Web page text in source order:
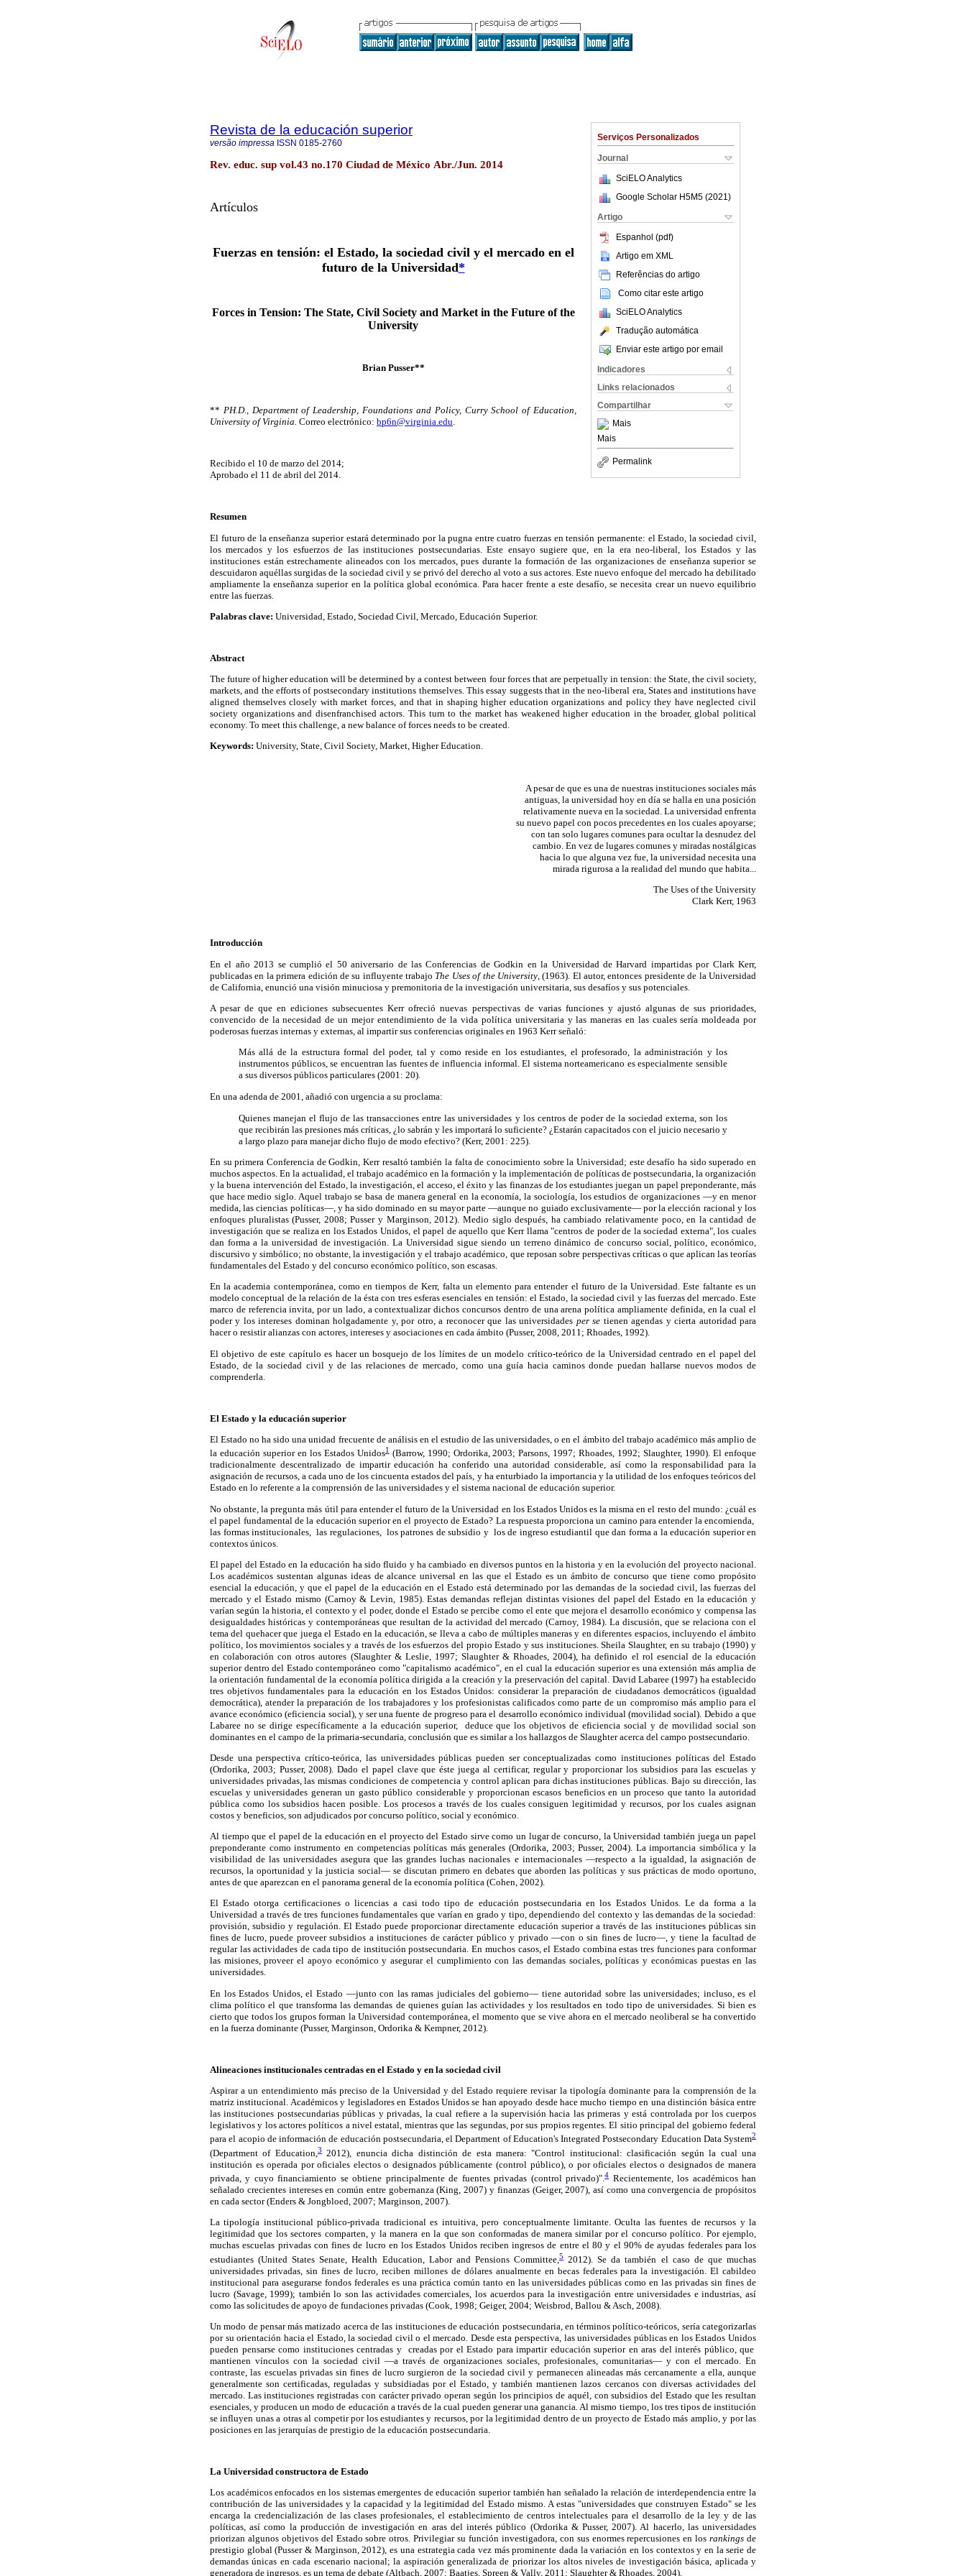
Serviços Personalizados
Journal
SciELO Analytics
Google Scholar H5M5 (2021 )
Artigo
Espanhol (pdf)
Artigo em XML
Referências do artigo
Como citar este artigo
SciELO Analytics
Tradução automática
Enviar este artigo por email
Indicadores
Links relacionados
Compartilhar
Mais
Mais
Permalink
Revista de la educación superior
versão impressa ISSN 0185-2760
Rev. educ. sup vol.43 no.170 Ciudad de México Abr./Jun. 2014
Artículos
Fuerzas en tensión: el Estado, la sociedad civil y el mercado en el
futuro de la Universidad*
Forces in Tension: The State, Civil Society and Market in the Future of the
University
Brian Pusser**
** PH.D., Department of Leadership, Foundations and Policy, Curry School of Education,
University of Virginia. Correo electrónico: bp6n@virginia.edu
Recibido el 10 de marzo del 2014;
Aprobado el 11 de abril del 2014.
Resumen
El futuro de la enseñanza superior estará determinado por la pugna entre cuatro fuerzas en tensión permanente: el Estado, la sociedad civil,
los mercados y los esfuerzos de las instituciones postsecundarias. Este ensayo sugiere que, en la era neo-liberal, los Estados y las
instituciones están estrechamente alineados con los mercados, pues durante la formación de las organizaciones de enseñanza superior se
descuidaron aquéllas surgidas de la sociedad civil y se privó del derecho al voto a sus actores. Este nuevo enfoque del mercado ha debilitado
ampliamente la enseñanza superior en la política global económica. Para hacer frente a este desafío, se necesita crear un nuevo equilibrio
entre las fuerzas.
Palabras clave: Universidad, Estado, Sociedad Civil, Mercado, Educación Superior.
Abstract
The future of higher education will be determined by a contest between four forces that are perpetually in tension: the State, the civil society,
markets, and the efforts of postsecondary institutions themselves. This essay suggests that in the neo-liberal era, States and institutions have
aligned themselves closely with market forces, and that in shaping higher education organizations and policy they have neglected civil
society organizations and disenfranchised actors. This turn to the market has weakened higher education in the broader, global political
economy. To meet this challenge, a new balance of forces needs to be created.
Keywords: University, State, Civil Society, Market, Higher Education.
A pesar de que es una de nuestras instituciones sociales más
antiguas, la universidad hoy en día se halla en una posición
relativamente nueva en la sociedad. La universidad enfrenta
su nuevo papel con pocos precedentes en los cuales apoyarse;
con tan solo lugares comunes para ocultar la desnudez del
cambio. En vez de lugares comunes y miradas nostálgicas
hacia lo que alguna vez fue, la universidad necesita una
mirada rigurosa a la realidad del mundo que habita...
The Uses of the University
Clark Kerr, 1963
Introducción
En el año 2013 se cumplió el 50 aniversario de las Conferencias de Godkin en la Universidad de Harvard impartidas por Clark Kerr,
publicadas en la primera edición de su influyente trabajo The Uses of the University, (1963). El autor, entonces presidente de la Universidad
de California, enunció una visión minuciosa y premonitoria de la investigación universitaria, sus desafíos y sus potenciales.
A pesar de que en ediciones subsecuentes Kerr ofreció nuevas perspectivas de varias funciones y ajustó algunas de sus prioridades,
convencido de la necesidad de un mejor entendimiento de la vida política universitaria y las maneras en las cuales sería moldeada por
poderosas fuerzas internas y externas, al impartir sus conferencias originales en 1963 Kerr señaló:
Más allá de la estructura formal del poder, tal y como reside en los estudiantes, el profesorado, la administración y los
instrumentos públicos, se encuentran las fuentes de influencia informal. El sistema norteamericano es especialmente sensible
a sus diversos públicos particulares (2001: 20).
En una adenda de 2001, añadió con urgencia a su proclama:
Quienes manejan el flujo de las transacciones entre las universidades y los centros de poder de la sociedad externa, son los
que recibirán las presiones más críticas, ¿lo sabrán y les importará lo suficiente? ¿Estarán capacitados con el juicio necesario y
a largo plazo para manejar dicho flujo de modo efectivo? (Kerr, 2001: 225).
En su primera Conferencia de Godkin, Kerr resaltó también la falta de conocimiento sobre la Universidad; este desafío ha sido superado en
muchos aspectos. En la actualidad, el trabajo académico en la formación y la implementación de políticas de postsecundaria, la organización
y la buena intervención del Estado, la investigación, el acceso, el éxito y las finanzas de los estudiantes juegan un papel preponderante, más
que hace medio siglo. Aquel trabajo se basa de manera general en la economía, la sociología, los estudios de organizaciones —y en menor
medida, las ciencias políticas—, y ha sido dominado en su mayor parte —aunque no guiado exclusivamente— por la elección racional y los
enfoques pluralistas (Pusser, 2008; Pusser y Marginson, 2012). Medio siglo después, ha cambiado relativamente poco, en la cantidad de
investigación que se realiza en los Estados Unidos, el papel de aquello que Kerr llama "centros de poder de la sociedad externa", los cuales
dan forma a la universidad de investigación. La Universidad sigue siendo un terreno dinámico de concurso social, político, económico,
discursivo y simbólico; no obstante, la investigación y el trabajo académico, que reposan sobre perspectivas críticas o que aplican las teorías
fundamentales del Estado y del concurso económico político, son escasas.
En la academia contemporánea, como en tiempos de Kerr, falta un elemento para entender el futuro de la Universidad. Este faltante es un
modelo conceptual de la relación de la ésta con tres esferas esenciales en tensión: el Estado, la sociedad civil y las fuerzas del mercado. Este
marco de referencia invita, por un lado, a contextualizar dichos concursos dentro de una arena política ampliamente definida, en la cual el
poder y los intereses dominan holgadamente y, por otro, a reconocer que las universidades per se tienen agendas y cierta autoridad para
hacer o resistir alianzas con actores, intereses y asociaciones en cada ámbito (Pusser, 2008, 2011; Rhoades, 1992).
El objetivo de este capítulo es hacer un bosquejo de los límites de un modelo crítico-teórico de la Universidad centrado en el papel del
Estado, de la sociedad civil y de las relaciones de mercado, como una guía hacia caminos donde puedan hallarse nuevos modos de
comprenderla.
El Estado y la educación superior
El Estado no ha sido una unidad frecuente de análisis en el estudio de las universidades, o en el ámbito del trabajo académico más amplio de
la educación superior en los Estados Unidos1(Barrow, 1990; Ordorika, 2003; Parsons, 1997; Rhoades, 1992; Slaughter, 1990). El enfoque
tradicionalmente descentralizado de impartir educación ha conferido una autoridad considerable, así como la responsabilidad para la
asignación de recursos, a cada uno de los cincuenta estados del país, y ha enturbiado la importancia y la utilidad de los enfoques teóricos del
Estado en lo referente a la comprensión de las universidades y el sistema nacional de educación superior.
No obstante, la pregunta más útil para entender el futuro de la Universidad en los Estados Unidos es la misma en el resto del mundo: ¿cuál es
el papel fundamental de la educación superior en el proyecto de Estado? La respuesta proporciona un camino para entender la encomienda,
las formas institucionales, las regulaciones, los patrones de subsidio y los de ingreso estudiantil que dan forma a la educación superior en
contextos únicos.
El papel del Estado en la educación ha sido fluido y ha cambiado en diversos puntos en la historia y en la evolución del proyecto nacional.
Los académicos sustentan algunas ideas de alcance universal en las que el Estado es un ámbito de concurso que tiene como propósito
esencial la educación, y que el papel de la educación en el Estado está determinado por las demandas de la sociedad civil, las fuerzas del
mercado y el Estado mismo (Carnoy & Levin, 1985). Estas demandas reflejan distintas visiones del papel del Estado en la educación y
varían según la historia, el contexto y el poder, donde el Estado se percibe como el ente que mejora el desarrollo económico y compensa las
desigualdades históricas y contemporáneas que resultan de la actividad del mercado (Carnoy, 1984). La discusión, que se relaciona con el
tema del quehacer que juega el Estado en la educación, se lleva a cabo de múltiples maneras y en diferentes espacios, incluyendo el ámbito
político, los movimientos sociales y a través de los esfuerzos del propio Estado y sus instituciones. Sheila Slaughter, en su trabajo (1990) y
en colaboración con otros autores (Slaughter & Leslie, 1997; Slaughter & Rhoades, 2004), ha definido el rol esencial de la educación
superior dentro del Estado contemporáneo como "capitalismo académico", en el cual la educación superior es una extensión más amplia de
la orientación fundamental de la economía política dirigida a la creación y la preservación del capital. David Labaree (1997) ha establecido
tres objetivos fundamentales para la educación en los Estados Unidos: considerar la preparación de ciudadanos democráticos (igualdad
democrática), atender la preparación de los trabajadores y los profesionistas calificados como parte de un compromiso más amplio para el
avance económico (eficiencia social), y ser una fuente de progreso para el desarrollo económico individual (movilidad social). Debido a que
Labaree no se dirige específicamente a la educación superior, deduce que los objetivos de eficiencia social y de movilidad social son
dominantes en el campo de la primaria-secundaria, conclusión que es similar a los hallazgos de Slaughter acerca del campo postsecundario.
Desde una perspectiva crítico-teórica, las universidades públicas pueden ser conceptualizadas como instituciones políticas del Estado
(Ordorika, 2003; Pusser, 2008). Dado el papel clave que éste juega al certificar, regular y proporcionar los subsidios para las escuelas y
universidades privadas, las mismas condiciones de competencia y control aplican para dichas instituciones públicas. Bajo su dirección, las
escuelas y universidades generan un gasto público considerable y proporcionan escasos beneficios en un proceso que tanto la autoridad
pública como los subsidios hacen posible. Los procesos a través de los cuales consiguen legitimidad y recursos, por los cuales asignan
costos y beneficios, son adjudicados por concurso político, social y económico.
Al tiempo que el papel de la educación en el proyecto del Estado sirve como un lugar de concurso, la Universidad también juega un papel
preponderante como instrumento en competencias políticas más generales (Ordorika, 2003; Pusser, 2004). La importancia simbólica y la
visibilidad de las universidades asegura que las grandes luchas nacionales e internacionales —respecto a la igualdad, la asignación de
recursos, la oportunidad y la justicia social— se discutan primero en debates que aborden las políticas y sus prácticas de modo oportuno,
antes de que aparezcan en el panorama general de la economía política (Cohen, 2002).
El Estado otorga certificaciones o licencias a casi todo tipo de educación postsecundaria en los Estados Unidos. Le da forma a la
Universidad a través de tres funciones fundamentales que varían en grado y tipo, dependiendo del contexto y las demandas de la sociedad:
provisión, subsidio y regulación. El Estado puede proporcionar directamente educación superior a través de las instituciones públicas sin
fines de lucro, puede proveer subsidios a instituciones de carácter público y privado —con o sin fines de lucro—, y tiene la facultad de
regular las actividades de cada tipo de institución postsecundaria. En muchos casos, el Estado combina estas tres funciones para conformar
las misiones, proveer el apoyo económico y asegurar el cumplimiento con las demandas sociales, políticas y económicas puestas en las
universidades.
En los Estados Unidos, el Estado —junto con las ramas judiciales del gobierno— tiene autoridad sobre las universidades; incluso, es el
clima político el que transforma las demandas de quienes guían las actividades y los resultados en todo tipo de universidades. Si bien es
cierto que todos los grupos forman la Universidad contemporánea, el momento que se vive ahora en el mercado neoliberal se ha convertido
en la fuerza dominante (Pusser, Marginson, Ordorika & Kempner, 2012).
Alineaciones institucionales centradas en el Estado y en la sociedad civil
Aspirar a un entendimiento más preciso de la Universidad y del Estado requiere revisar la tipología dominante para la comprensión de la
matriz institucional. Académicos y legisladores en Estados Unidos se han apoyado desde hace mucho tiempo en una distinción básica entre
las instituciones postsecundarias públicas y privadas, la cual refiere a la supervisión hacia las primeras y está controlada por los cuerpos
legislativos y los actores políticos a nivel estatal, mientras que las segundas, por sus propios regentes. El sitio principal del gobierno federal
para el acopio de información de educación postsecundaria, el Department of Education's Integrated Postsecondary Education Data System2
(Department of Education,32012), enuncia dicha distinción de esta manera: "Control institucional: clasificación según la cual una
institución es operada por oficiales electos o designados públicamente (control público), o por oficiales electos o designados de manera
privada, y cuyo financiamiento se obtiene principalmente de fuentes privadas (control privado)".4Recientemente, los académicos han
señalado crecientes intereses en común entre gobernanza (King, 2007) y finanzas (Geiger, 2007), así como una convergencia de propósitos
en cada sector (Enders & Jongbloed, 2007; Marginson, 2007).
La tipología institucional público-privada tradicional es intuitiva, pero conceptualmente limitante. Oculta las fuentes de recursos y la
legitimidad que los sectores comparten, y la manera en la que son conformadas de manera similar por el concurso político. Por ejemplo,
muchas escuelas privadas con fines de lucro en los Estados Unidos reciben ingresos de entre el 80 y el 90% de ayudas federales para los
estudiantes (United States Senate, Health Education, Labor and Pensions Committee, 5 2012). Se da también el caso de que muchas
universidades privadas, sin fines de lucro, reciben millones de dólares anualmente en becas federales para la investigación. El cabildeo
institucional para asegurarse fondos federales es una práctica común tanto en las universidades públicas como en las privadas sin fines de
lucro (Savage, 1999); también lo son las actividades comerciales, los acuerdos para la investigación entre universidades e industrias, así
como las solicitudes de apoyo de fundaciones privadas (Cook, 1998; Geiger, 2004; Weisbrod, Ballou & Asch, 2008).
Un modo de pensar más matizado acerca de las instituciones de educación postsecundaria, en términos político-teóricos, sería categorizarlas
por su orientación hacia el Estado, la sociedad civil o el mercado. Desde esta perspectiva, las universidades públicas en los Estados Unidos
pueden pensarse como instituciones centradas y creadas por el Estado para impartir educación superior en aras del interés público, que
mantienen vínculos con la sociedad civil —a través de organizaciones sociales, profesionales, comunitarias— y con el mercado. En
contraste, las escuelas privadas sin fines de lucro surgieron de la sociedad civil y permanecen alineadas más cercanamente a ella, aunque
generalmente son certificadas, reguladas y subsidiadas por el Estado, y también mantienen lazos cercanos con diversas actividades del
mercado. Las instituciones registradas con carácter privado operan según los principios de aquél, con subsidios del Estado que les resultan
esenciales, y producen un modo de educación a través de la cual pueden generar una ganancia. Al mismo tiempo, los tres tipos de institución
se influyen unas a otras al competir por los estudiantes y recursos, por la legitimidad dentro de un proyecto de Estado más amplio, y por las
posiciones en las jerarquías de prestigio de la educación postsecundaria.
La Universidad constructora de Estado
Los académicos enfocados en los sistemas emergentes de educación superior también han señalado la relación de interdependencia entre la
contribución de las universidades y la capacidad y la legitimidad del Estado mismo. A estas "universidades que construyen Estado" se les
encarga la credencialización de las clases profesionales, el establecimiento de centros intelectuales para el desarrollo de la ley y de las
políticas, así como la producción de investigación en aras del interés público (Ordorika & Pusser, 2007). Al hacerlo, las universidades
priorizan algunos objetivos del Estado sobre otros. Privilegiar su función investigadora, con sus enormes repercusiones en losrankings de
prestigio global (Pusser & Marginson, 2012), es una estrategia cada vez más prominente dada la variación en los contextos y en la serie de
demandas únicas en cada escenario nacional; la aspiración generalizada de priorizar los altos niveles de investigación básica, aplicada y
generadora de ingresos, es un tema de debate (Altbach, 2007; Baatjes, Spreen & Vally, 2011; Slaughter & Rhoades, 2004).